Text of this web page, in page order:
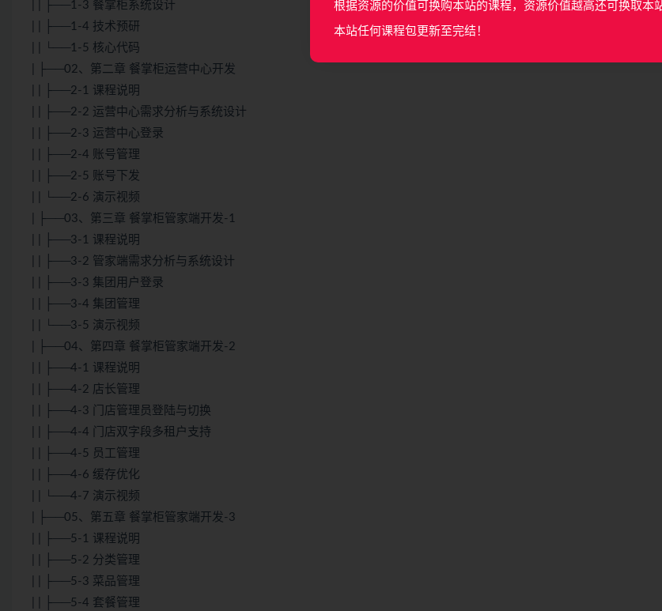
| | ├──1-3 餐掌柜系统设计
| | ├──1-4 技术预研
| | └──1-5 核心代码
| ├──02、第二章 餐掌柜运营中心开发
| | ├──2-1 课程说明
| | ├──2-2 运营中心需求分析与系统设计
| | ├──2-3 运营中心登录
| | ├──2-4 账号管理
| | ├──2-5 账号下发
| | └──2-6 演示视频
| ├──03、第三章 餐掌柜管家端开发-1
| | ├──3-1 课程说明
| | ├──3-2 管家端需求分析与系统设计
| | ├──3-3 集团用户登录
| | ├──3-4 集团管理
| | └──3-5 演示视频
| ├──04、第四章 餐掌柜管家端开发-2
| | ├──4-1 课程说明
| | ├──4-2 店长管理
| | ├──4-3 门店管理员登陆与切换
| | ├──4-4 门店双字段多租户支持
| | ├──4-5 员工管理
| | ├──4-6 缓存优化
| | └──4-7 演示视频
| ├──05、第五章 餐掌柜管家端开发-3
| | ├──5-1 课程说明
| | ├──5-2 分类管理
| | ├──5-3 菜品管理
| | ├──5-4 套餐管理
根据资源的价值可换购本站的课程，资源价值越高还可换取本
本站任何课程包更新至完结！